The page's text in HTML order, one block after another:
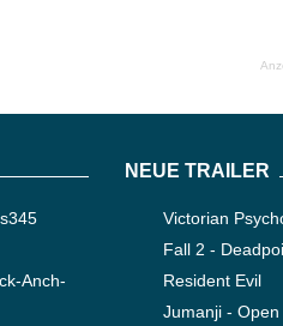
Anch-
NEUE TRAILER
Victorian
Fall 2 -
Resident Evil
Jumanji - Open